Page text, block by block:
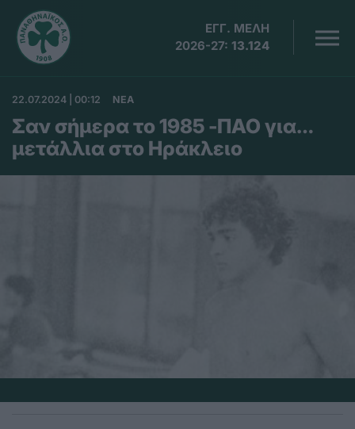
ΕΓΓ. ΜΕΛΗ
2026-27: 13.124
22.07.2024 | 00:12 ΝΕΑ
Σαν σήμερα το 1985 -ΠΑΟ για…
μετάλλια στο Ηράκλειο